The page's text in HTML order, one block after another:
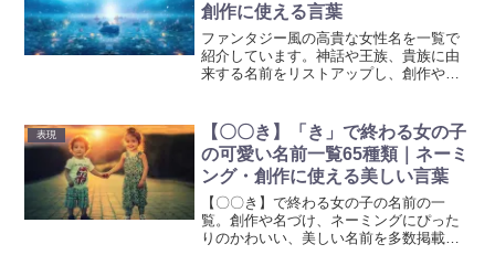
創作に使える言葉
ファンタジー風の高貴な女性名を一覧で
紹介しています。神話や王族、貴族に由
来する名前をリストアップし、創作やネ
表現
【〇〇き】「き」で終わる女の子
の可愛い名前一覧65種類｜ネーミ
ング・創作に使える美しい言葉
【〇〇き】で終わる女の子の名前の一
覧。創作や名づけ、ネーミングにぴった
りのかわいい、美しい名前を多数掲載。